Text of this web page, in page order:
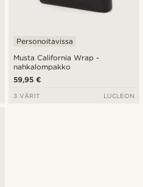
Musta California Wrap -
nahkalompakko
Personoitavissa
59,95 €
3 VÄRIT LUCLEON